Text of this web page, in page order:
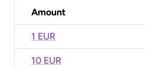
Amount
1 EUR
10 EUR